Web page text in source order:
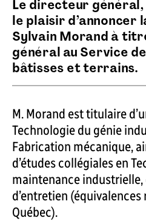
Le directeur général,
le plaisir d’annoncer
Sylvain Morand à
général au Service
bâtisses et terrains.
M. Morand est titulaire
Technologie du génie
Fabrication mécanique,
d’études collégiales en
maintenance
d’entretien (équivalences
Québec).